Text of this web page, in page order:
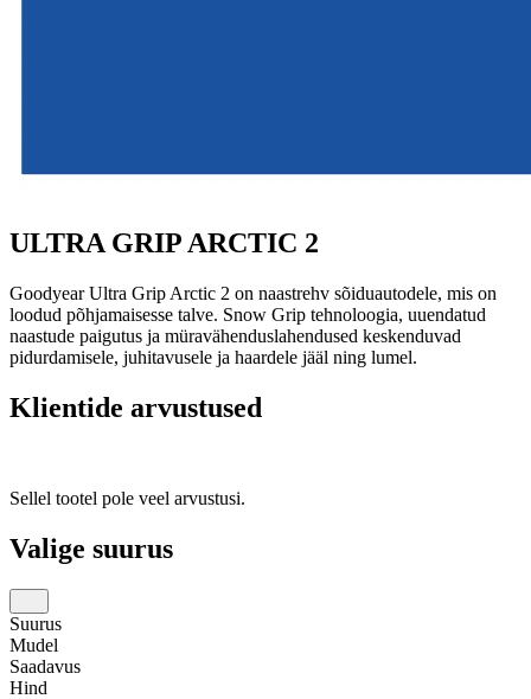
ULTRA GRIP ARCTIC 2
Goodyear Ultra Grip Arctic 2 on naastrehv sõiduautodele, mis on
loodud põhjamaisesse talve. Snow Grip tehnoloogia, uuendatud
naastude paigutus ja müravähenduslahendused keskenduvad
pidurdamisele, juhitavusele ja haardele jääl ning lumel.
Klientide arvustused
Sellel tootel pole veel arvustusi.
Valige suurus
Suurus
Mudel
Saadavus
Hind